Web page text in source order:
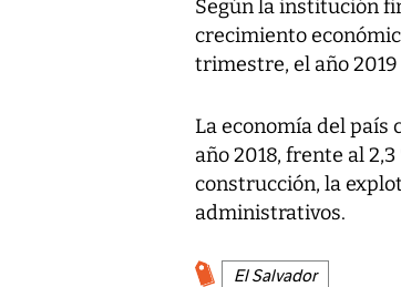
Según la institución
crecimiento
trimestre, el año
La economía del país
año 2018, frente al
construcción, la
administrativos.
El Salvador